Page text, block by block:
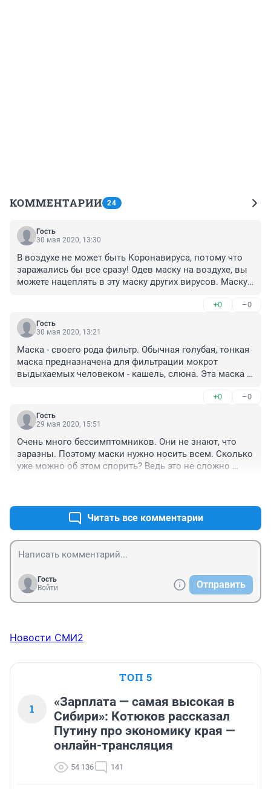
КОММЕНТАРИИ 24
Гость
30 мая 2020, 13:30
В воздухе не может быть Коронавируса, потому что
заражались бы все сразу! Одев маску на воздухе, вы
можете нацеплять в эту маску других вирусов. Маску
плотном потоке людей. Маска должна облегать лицо
и не пропускать воздух через щели, можно самому
изготовить маску из ваты и марли в 3 слоя. Еще не
можно использовать плотно прилегающие
строительные очки, очки для купания. Или просто
купить специально для этого маску с очками.
+0 –0
Гость
30 мая 2020, 13:21
Маска - своего рода фильтр. Обычная голубая, тонкая
маска предназначена для фильтрации мокрот
выдыхаемых человеком - кашель, слюна. Эта маска
попадения мокрот на других людей. Через боковые
щели этой маски свободно проходит воздух с
любыми микробами. Когда человек одевает эту
влажной, что очень хорошо для сбора микробов.
Получается эта маска в большей степени помогает
словить вирус, а не защититься.
+0 –0
Гость
29 мая 2020, 15:51
Очень много бессимптомников. Они не знают, что
заразны. Поэтому маски нужно носить всем. Сколько
уже можно об этом спорить? Ведь это не сложно
Читать все комментарии
Гость
Войти
Отправить
Новости СМИ2
ТОП 5
1
«Зарплата — самая высокая в
Сибири»: Котюков рассказал
Путину про экономику края —
онлайн-трансляция
54 136 141